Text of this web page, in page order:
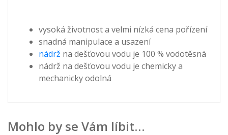
vysoká životnost a velmi nízká cena pořízení
snadná manipulace a usazení
nádrž na dešťovou vodu je 100 % vodotěsná
nádrž na dešťovou vodu je chemicky a
mechanicky odolná
Mohlo by se Vám líbit…